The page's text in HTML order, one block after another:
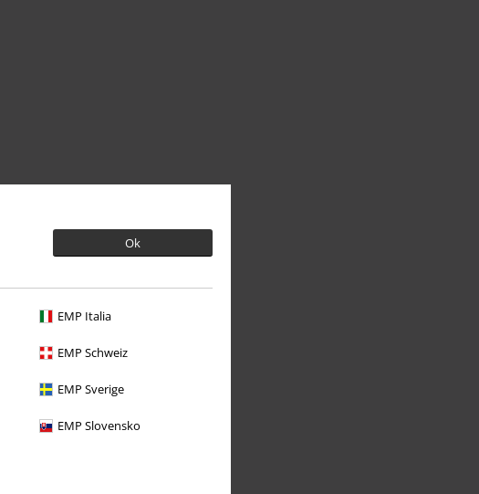
Ok
EMP Italia
EMP Schweiz
EMP Sverige
EMP Slovensko